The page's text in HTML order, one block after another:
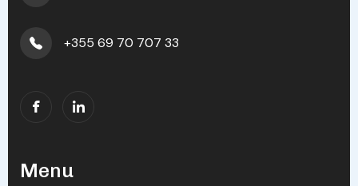
+355 69 70 707 33
Menu